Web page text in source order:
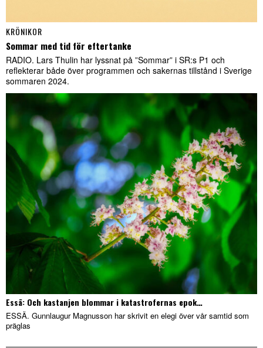
KRÖNIKOR
Sommar med tid för eftertanke
RADIO. Lars Thulin har lyssnat på ”Sommar” i SR:s P1 och
reflekterar både över programmen och sakernas tillstånd i Sverige
sommaren 2024.
Essä: Och kastanjen blommar i katastrofernas epok…
ESSÄ. Gunnlaugur Magnusson har skrivit en elegi över vår samtid som
präglas